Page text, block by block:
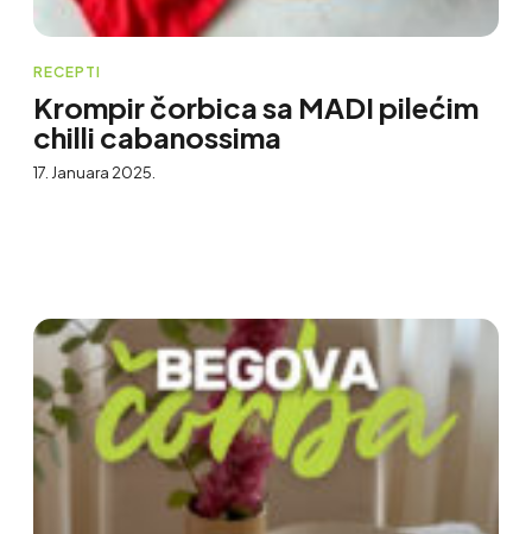
RECEPTI
Krompir čorbica sa MADI pilećim
chilli cabanossima
17. Januara 2025.